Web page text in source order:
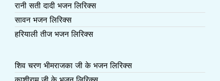
रानी सती दादी भजन लिरिक्स
सावन भजन लिरिक्स
हरियाली तीज भजन लिरिक्स
शिव चरण भीमराजका जी के भजन लिरिक्स